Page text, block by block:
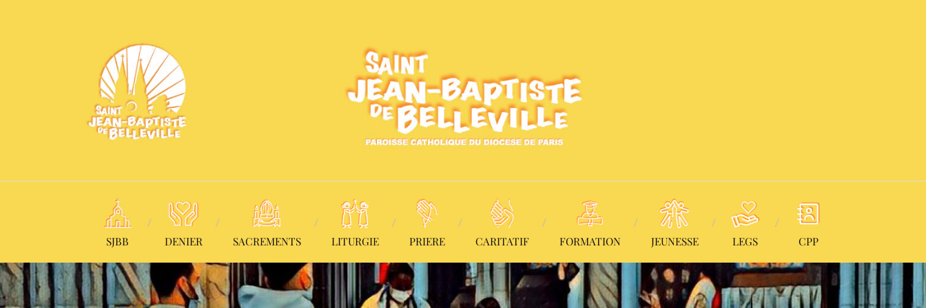
SJBB DENIER SACREMENTS LITURGIE PRIERE CARITATIF FORMATION JEUNESSE LEGS CPP